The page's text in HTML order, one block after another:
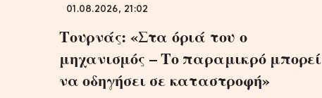
01.08.2026, 21:02
Τουρνάς: «Στα όριά του ο
μηχανισμός – Το παραμικρό μπορεί
να οδηγήσει σε καταστροφή»